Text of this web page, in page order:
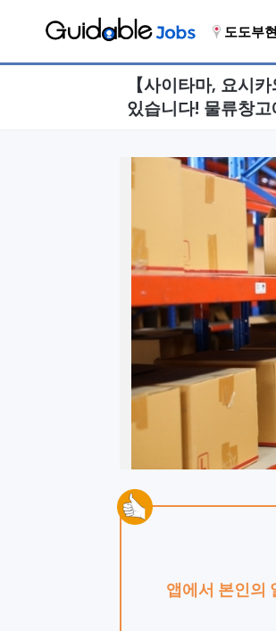
도도부
【사이타마, 요시
있습니다! 물류창
앱에서 본인의